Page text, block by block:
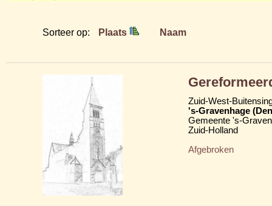
Sorteer op: Plaats Naam
Zuid-West-
's-Gravenhage
Gemeente 's-
Zuid-Holland
Afgebroken